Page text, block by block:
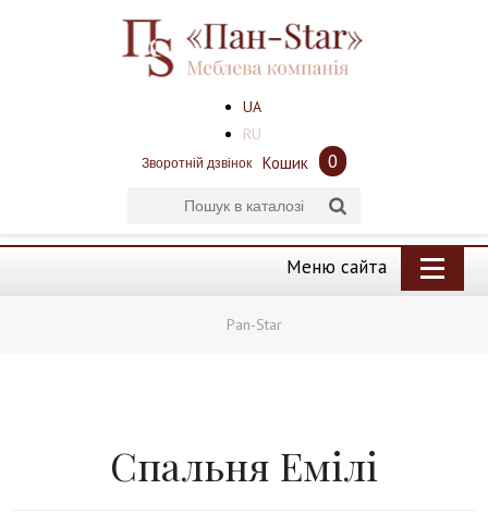
UA
RU
Зворотній дзвінок Кошик 0
Меню сайта
Pan-Star
Спальня Емілі